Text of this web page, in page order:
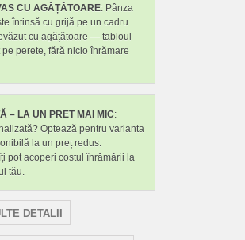
CU AGĂȚĂTOARE: Pânza
întinsă cu grijă pe un cadru
cu agățătoare — tabloul
perete, fără nicio înrămare
– LA UN PRET MAI MIC:
Optează pentru varianta
la un preț redus.
pot acoperi costul înrămării la
tău.
DETALII